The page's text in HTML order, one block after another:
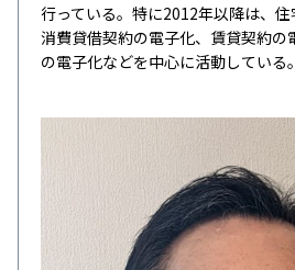
行っている。特に2012年以降は、
消費貸借契約の電子化、賃貸契約の
の電子化などを中心に活動している。